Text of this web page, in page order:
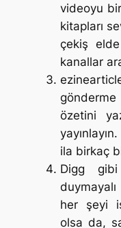
videoyu
kitapları
çekiş
kanallar
özetini
ila birkaç
Digg
her şeyi
olsa da,